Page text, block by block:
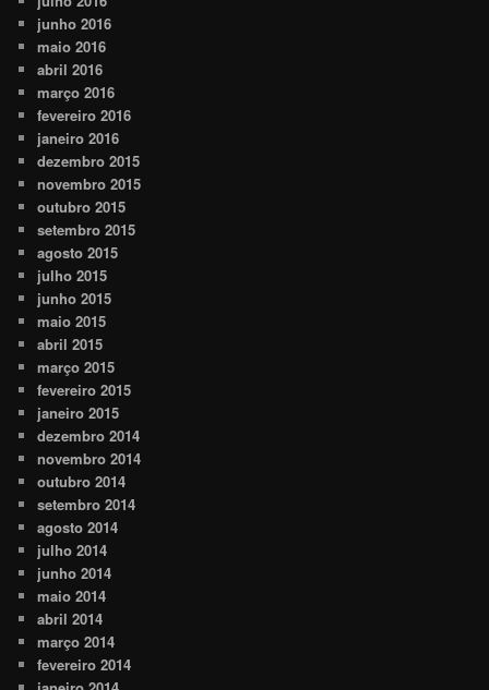
junho 2016
maio 2016
abril 2016
março 2016
fevereiro 2016
janeiro 2016
dezembro 2015
novembro 2015
outubro 2015
setembro 2015
agosto 2015
julho 2015
junho 2015
maio 2015
abril 2015
março 2015
fevereiro 2015
janeiro 2015
dezembro 2014
novembro 2014
outubro 2014
setembro 2014
agosto 2014
julho 2014
junho 2014
maio 2014
abril 2014
março 2014
fevereiro 2014